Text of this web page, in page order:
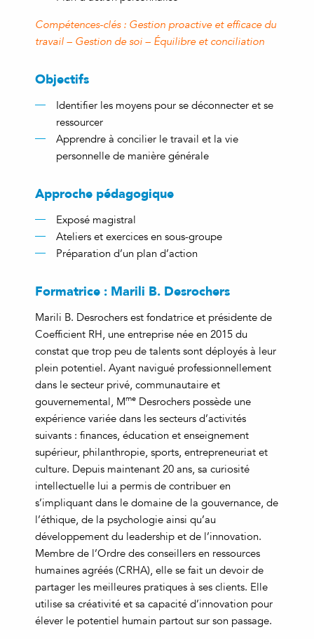
Compétences-clés : Gestion proactive et efficace du
travail – Gestion de soi – Équilibre et conciliation
Objectifs
Identifier les moyens pour se déconnecter et se
ressourcer
Apprendre à concilier le travail et la vie
personnelle de manière générale
Approche pédagogique
Exposé magistral
Ateliers et exercices en sous-groupe
Préparation d’un plan d’action
Formatrice : Marili B. Desrochers
Marili B. Desrochers est fondatrice et présidente de
Coefficient RH, une entreprise née en 2015 du
constat que trop peu de talents sont déployés à leur
plein potentiel. Ayant navigué professionnellement
dans le secteur privé, communautaire et
gouvernemental, Mme Desrochers possède une
expérience variée dans les secteurs d’activités
suivants : finances, éducation et enseignement
supérieur, philanthropie, sports, entrepreneuriat et
culture. Depuis maintenant 20 ans, sa curiosité
intellectuelle lui a permis de contribuer en
s’impliquant dans le domaine de la gouvernance, de
l’éthique, de la psychologie ainsi qu’au
développement du leadership et de l’innovation.
Membre de l’Ordre des conseillers en ressources
humaines agréés (CRHA), elle se fait un devoir de
partager les meilleures pratiques à ses clients. Elle
utilise sa créativité et sa capacité d’innovation pour
élever le potentiel humain partout sur son passage.